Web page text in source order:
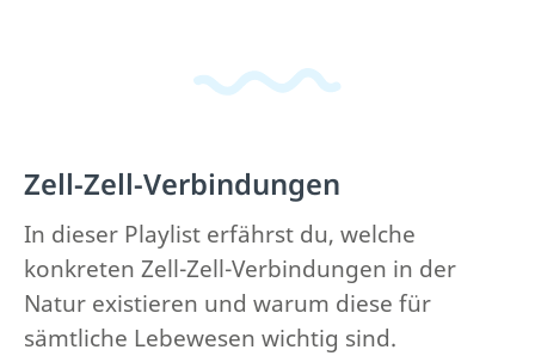
Zell-Zell-Verbindungen
In dieser Playlist erfährst du, welche
konkreten Zell-Zell-Verbindungen in der
Natur existieren und warum diese für
sämtliche Lebewesen wichtig sind.